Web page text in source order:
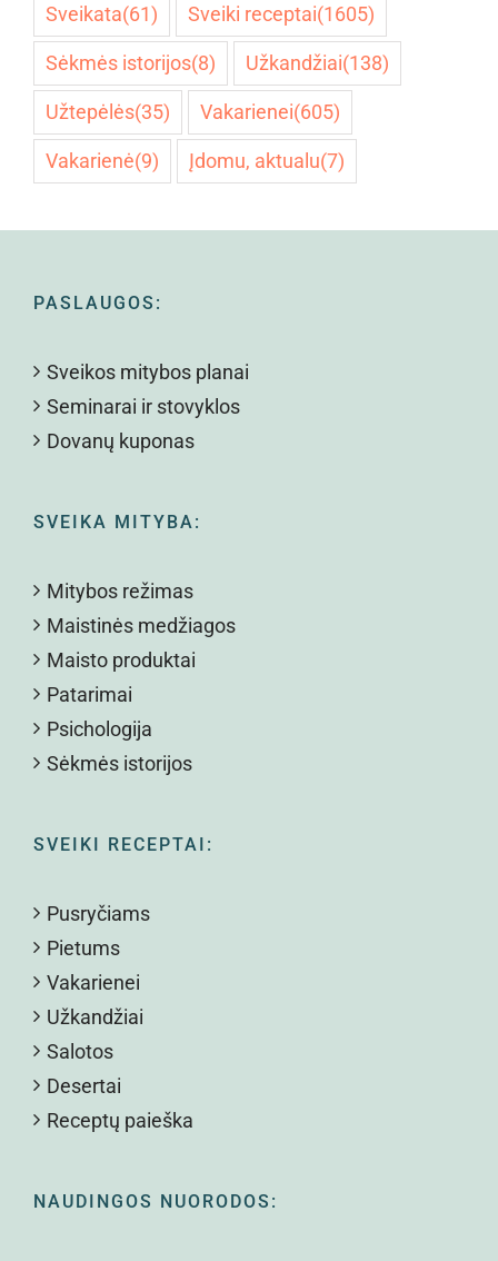
Sveikata(61) Sveiki receptai(1605)
Sėkmės istorijos(8) Užkandžiai(138)
Užtepėlės(35) Vakarienei(605)
Vakarienė(9) Įdomu, aktualu(7)
PASLAUGOS:
Sveikos mitybos planai
Seminarai ir stovyklos
Dovanų kuponas
SVEIKA MITYBA:
Mitybos režimas
Maistinės medžiagos
Maisto produktai
Patarimai
Psichologija
Sėkmės istorijos
SVEIKI RECEPTAI:
Pusryčiams
Pietums
Vakarienei
Užkandžiai
Salotos
Desertai
Receptų paieška
NAUDINGOS NUORODOS: